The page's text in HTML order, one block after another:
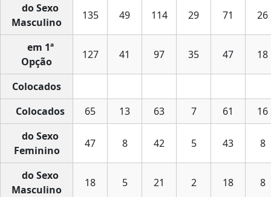
do Sexo
Masculino
135 49 114 29 71 26
em 1ª
Opção
127 41 97 35 47 18
Colocados
Colocados
65 13 63 7 61
16
do Sexo
Feminino
47 8 42 5 43 8
do Sexo
Masculino
18 5 21 2 18 8